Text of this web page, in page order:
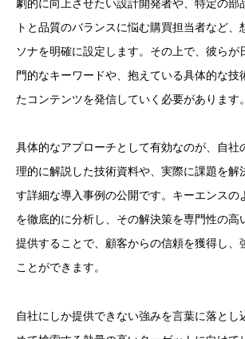
トと品質のバランスに悩む購買担当者など
ソナを明確に設定します。その上で、彼らが
門的なキーワードや、抱えている具体的な技
たコンテンツを発信していく必要があります。
具体的なアプローチとして有効なのが、自社
理的に解説した技術資料や、実際に課題を解
す詳細な導入事例の公開です。キーエンスの
を徹底的に分析し、その解決策を専門性の高
提供することで、顧客からの信頼を獲得し、
ことができます。
自社にしか提供できない強みを言葉に落とし